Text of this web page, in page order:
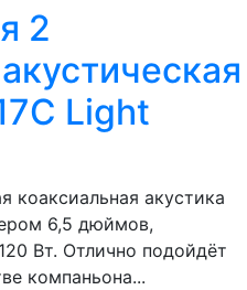
2
Light
коаксиальная акустика
6,5 дюймов,
Вт. Отлично подойдёт
компаньона...